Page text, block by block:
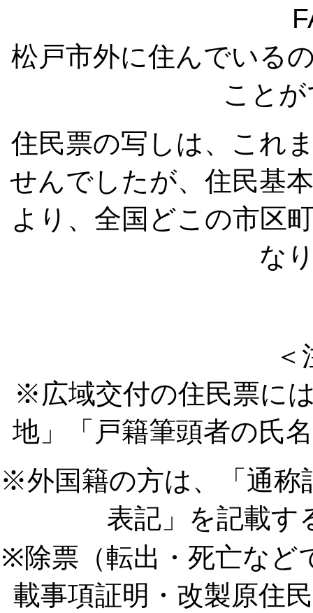
松戸市外に住んでいる
こと
住民票の写しは、これ
せんでしたが、住民基
より、全国どこの市区
な
※広域交付の住民票に
地」「戸籍筆頭者の氏
※外国籍の方は、「通称
表記」を記載す
※除票（転出・死亡など
載事項証明・改製原住